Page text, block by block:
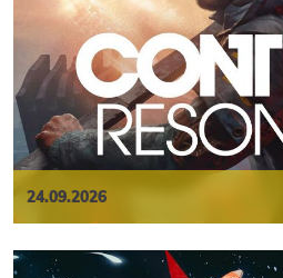
24.09.2026